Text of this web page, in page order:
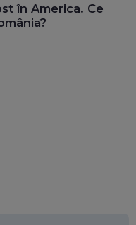
în America. Ce